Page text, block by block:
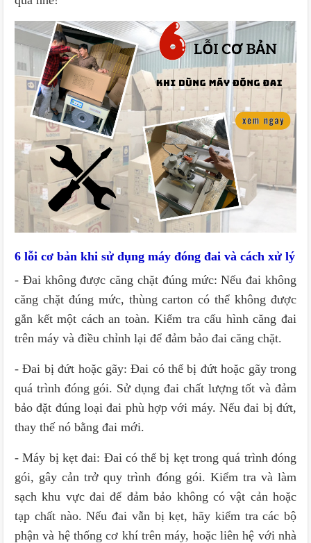
6 lỗi cơ bản khi sử dụng máy đóng đai và cách xử lý
- Đai không được căng chặt đúng mức: Nếu đai không
căng chặt đúng mức, thùng carton có thể không được
gắn kết một cách an toàn. Kiểm tra cấu hình căng đai
trên máy và điều chỉnh lại để đảm bảo đai căng chặt.
- Đai bị đứt hoặc gãy: Đai có thể bị đứt hoặc gãy trong
quá trình đóng gói. Sử dụng đai chất lượng tốt và đảm
bảo đặt đúng loại đai phù hợp với máy. Nếu đai bị đứt,
thay thế nó bằng đai mới.
- Máy bị kẹt đai: Đai có thể bị kẹt trong quá trình đóng
gói, gây cản trở quy trình đóng gói. Kiểm tra và làm
sạch khu vực đai để đảm bảo không có vật cản hoặc
tạp chất nào. Nếu đai vẫn bị kẹt, hãy kiểm tra các bộ
phận và hệ thống cơ khí trên máy, hoặc liên hệ với nhà